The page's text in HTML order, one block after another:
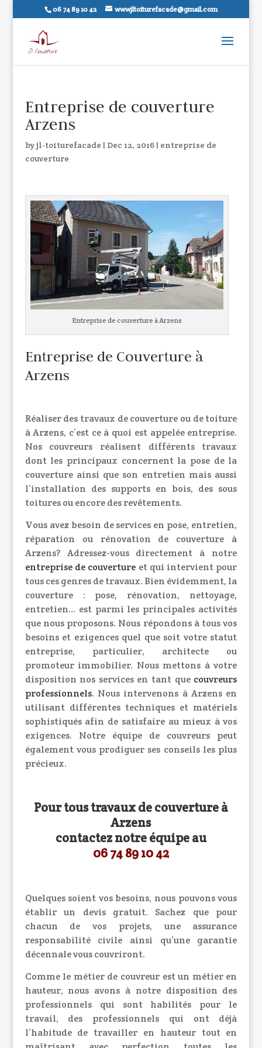
06 74 89 10 42 wwwjltoiturefacade@gmail.com
Entreprise de couverture
Arzens
byjl-toiturefacade | Dec 12, 2016| entreprise de
couverture
Entreprise de couverture à Arzens
Entreprise de Couverture à
Arzens
Réaliser des travaux de couverture ou de toiture
à Arzens, c’est ce à quoi est appelée entreprise.
Nos couvreurs réalisent différents travaux
dont les principaux concernent la pose de la
couverture ainsi que son entretien mais aussi
l’installation des supports en bois, des sous
toitures ou encore des revêtements.
Vous avez besoin de services en pose, entretien,
réparation ou rénovation de couverture à
Arzens? Adressez-vous directement à notre
entreprise de couverture et qui intervient pour
tous ces genres de travaux. Bien évidemment, la
couverture : pose, rénovation, nettoyage,
entretien… est parmi les principales activités
que nous proposons. Nous répondons à tous vos
besoins et exigences quel que soit votre statut
entreprise, particulier, architecte ou
promoteur immobilier. Nous mettons à votre
disposition nos services en tant quecouvreurs
professionnels. Nous intervenons à Arzens en
utilisant différentes techniques et matériels
sophistiqués afin de satisfaire au mieux à vos
exigences. Notre équipe de couvreurs peut
également vous prodiguer ses conseils les plus
précieux.
Pour tous travaux de couverture à
Arzens
contactez notre équipe au
06 74 89 10 42
Quelques soient vos besoins, nous pouvons vous
établir un devis gratuit. Sachez que pour
chacun de vos projets, une assurance
responsabilité civile ainsi qu’une garantie
décennale vous couvriront.
Comme le métier de couvreur est un métier en
hauteur, nous avons à notre disposition des
professionnels qui sont habilités pour le
travail, des professionnels qui ont déjà
l’habitude de travailler en hauteur tout en